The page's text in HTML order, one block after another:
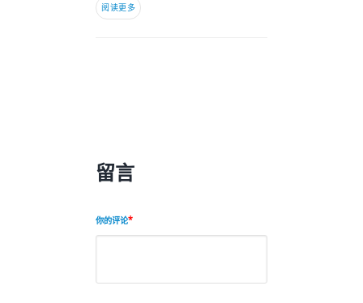
阅读更多
留言
你的评论